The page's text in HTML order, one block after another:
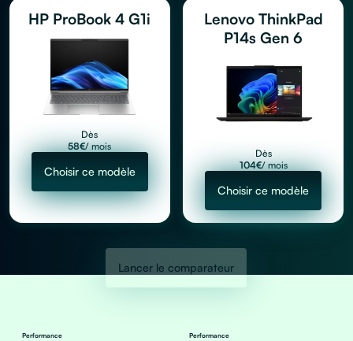
HP ProBook 4 G1i
Dès
58€/ mois
Choisir ce modèle
Lancer le comparateur
Lenovo ThinkPad
P14s Gen 6
Dès
104€/ mois
Choisir ce modèle
Performance Performance